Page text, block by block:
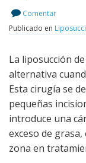
Comentar
Publicado en
La liposucción
alternativa
Esta cirugía se
pequeñas
introduce una
exceso de
zona en